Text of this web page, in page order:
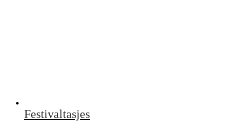
Festivaltasjes